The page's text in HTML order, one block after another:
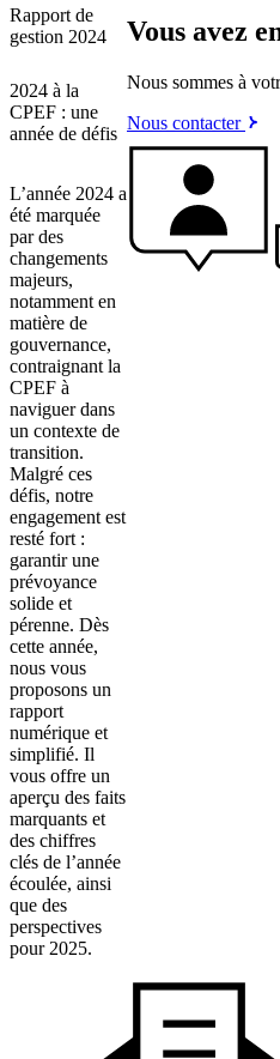
Rapport de
gestion 2024
2024 à la
CPEF : une
année de défis
L’année 2024 a
été marquée
par des
changements
majeurs,
notamment en
matière de
gouvernance,
contraignant la
CPEF à
naviguer dans
un contexte de
transition.
Malgré ces
défis, notre
engagement est
resté fort :
garantir une
prévoyance
solide et
pérenne. Dès
cette année,
nous vous
proposons un
rapport
numérique et
simplifié. Il
vous offre un
aperçu des faits
marquants et
des chiffres
clés de l’année
écoulée, ainsi
que des
perspectives
pour 2025.
Vous avez
Nous sommes à
Nous contacter